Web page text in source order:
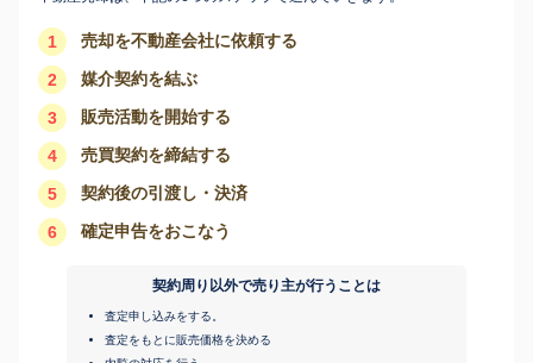
1 売却を不動産会社に依頼する
2 媒介契約を結ぶ
3 販売活動を開始する
4 売買契約を締結する
5 契約後の引渡し・決済
6 確定申告をおこなう
契約周り以外で売り主が行うことは
査定申し込みをする。
査定をもとに販売価格を決める